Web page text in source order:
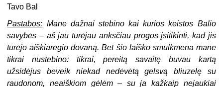
Tavo Bal
Pastabos: Mane dažnai stebino kai kurios keistos Balio
savybės – aš jau turėjau anksčiau progos įsitikinti, kad jis
turėjo aiškiaregio dovaną. Bet šio laiško smulkmena mane
tikrai nustebino: tikrai, pereitą savaitę buvau kartą
užsidėjus beveik niekad nedėvėtą gelsvą bliuzelę su
raudonom, neaiškiom gėlėm – su ja kažkaip nejaukiai